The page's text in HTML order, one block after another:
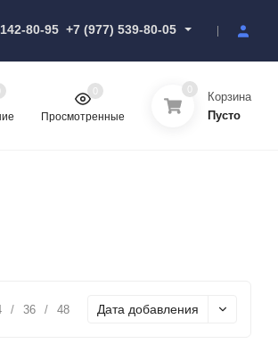
80-95 +7 (977) 539-80-05
Просмотренные
0 0
Корзина
Пусто
/ 36 / 48 Дата добавления